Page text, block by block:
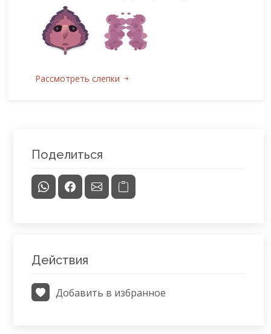
Рассмотреть слепки
Поделиться
Действия
Добавить в избранное